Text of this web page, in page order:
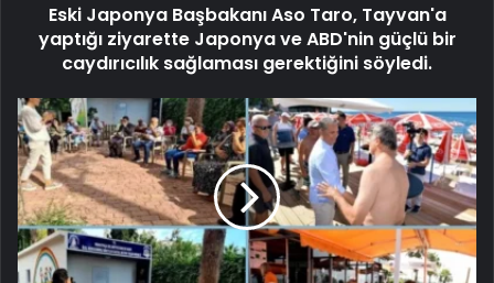
Eski Japonya Başbakanı Aso Taro, Tayvan'a
yaptığı ziyarette Japonya ve ABD'nin güçlü bir
caydırıcılık sağlaması gerektiğini söyledi.